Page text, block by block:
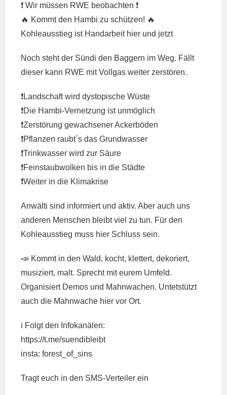
❗️ Wir müssen RWE beobachten ❗️
🔥 Kommt den Hambi zu schützen! 🔥
Kohleausstieg ist Handarbeit hier und jetzt
Noch steht der Sündi den Baggern im Weg. Fällt
dieser kann RWE mit Vollgas weiter zerstören.
❗️Landschaft wird dystopische Wüste
❗️Die Hambi-Vernetzung ist unmöglich
❗️Zerstörung gewachsener Ackerböden
❗️Pflanzen raubt´s das Grundwasser
❗️Trinkwasser wird zur Säure
❗️Feinstaubwolken bis in die Städte
❗️Weiter in die Klimakrise
Anwälti sind informiert und aktiv. Aber auch uns
anderen Menschen bleibt viel zu tun. Für den
Kohleausstieg muss hier Schluss sein.
📣 Kommt in den Wald, kocht, klettert, dekoriert,
musiziert, malt. Sprecht mit eurem Umfeld.
Organisiert Demos und Mahnwachen. Untetstützt
auch die Mahnwache hier vor Ort.
ℹ️ Folgt den Infokanälen:
https://t.me/suendibleibt
insta: forest_of_sins
Tragt euch in den SMS-Verteiler ein